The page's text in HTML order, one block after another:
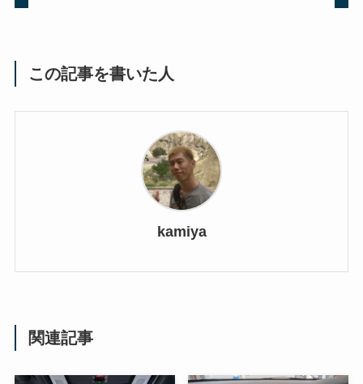
この記事を書いた人
kamiya
関連記事